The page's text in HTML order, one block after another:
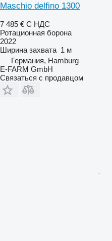
Maschio delfino 1300
7 485 € С НДС
Ротационная борона
2022
Ширина захвата 1 м
Германия, Hamburg
E-FARM GmbH
Связаться с продавцом